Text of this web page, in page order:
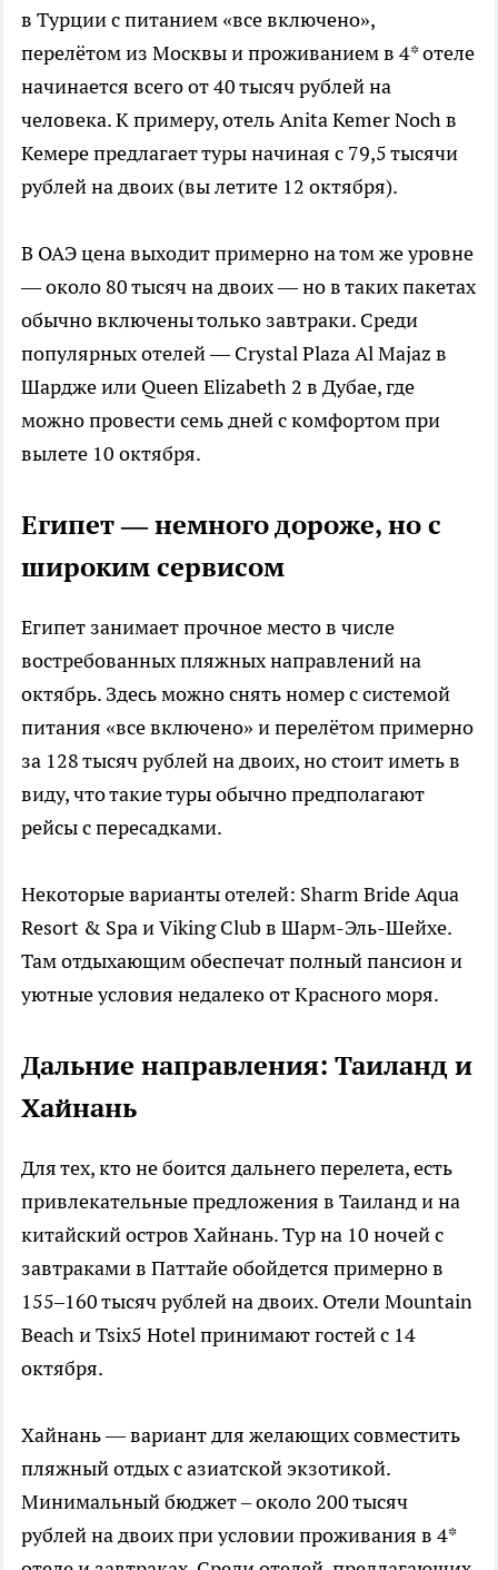
в Турции с питанием «все включено»,
перелётом из Москвы и проживанием в 4* отеле
начинается всего от 40 тысяч рублей на
человека. К примеру, отель Anita Kemer Noch в
Кемере предлагает туры начиная с 79,5 тысячи
рублей на двоих (вы летите 12 октября).
В ОАЭ цена выходит примерно на том же уровне
— около 80 тысяч на двоих — но в таких пакетах
обычно включены только завтраки. Среди
популярных отелей — Crystal Plaza Al Majaz в
Шардже или Queen Elizabeth 2 в Дубае, где
можно провести семь дней с комфортом при
вылете 10 октября.
Египет — немного дороже, но с
широким сервисом
Египет занимает прочное место в числе
востребованных пляжных направлений на
октябрь. Здесь можно снять номер с системой
питания «все включено» и перелётом примерно
за 128 тысяч рублей на двоих, но стоит иметь в
виду, что такие туры обычно предполагают
рейсы с пересадками.
Некоторые варианты отелей: Sharm Bride Aqua
Resort & Spa и Viking Club в Шарм-Эль-Шейхе.
Там отдыхающим обеспечат полный пансион и
уютные условия недалеко от Красного моря.
Дальние направления: Таиланд и
Хайнань
Для тех, кто не боится дальнего перелета, есть
привлекательные предложения в Таиланд и на
китайский остров Хайнань. Тур на 10 ночей с
завтраками в Паттайе обойдется примерно в
155–160 тысяч рублей на двоих. Отели Mountain
Beach и Tsix5 Hotel принимают гостей с 14
октября.
Хайнань — вариант для желающих совместить
пляжный отдых с азиатской экзотикой.
Минимальный бюджет – около 200 тысяч
рублей на двоих при условии проживания в 4*